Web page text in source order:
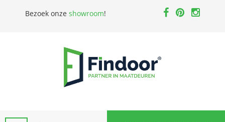
Bezoek onze showroom!